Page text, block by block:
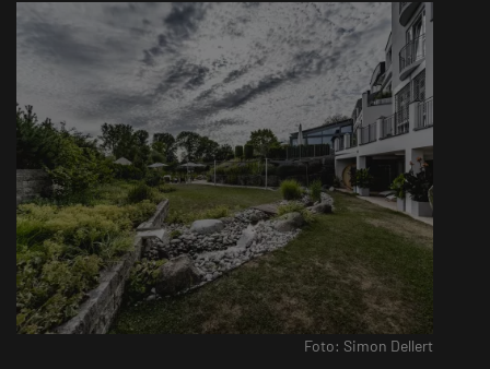
Foto: Simon Dellert